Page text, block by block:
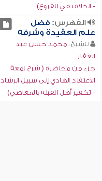
- الخلاف في الفروع)
الفهرس:فضل
علم العقيدة وشرفه
للشيخ: محمد حسن عبد
الغفار
جزء من محاضرة ( شرح لمعة
الاعتقاد الهادي إلى سبيل الرشاد
- تكفير أهل القبلة بالمعاصي)